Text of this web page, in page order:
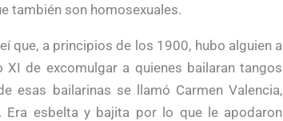
también son homosexuales.
que, a principios de los 1900, hubo alguien a
de excomulgar a quienes bailaran tangos
esas bailarinas se llamó Carmen Valencia,
esbelta y bajita por lo que le apodaron